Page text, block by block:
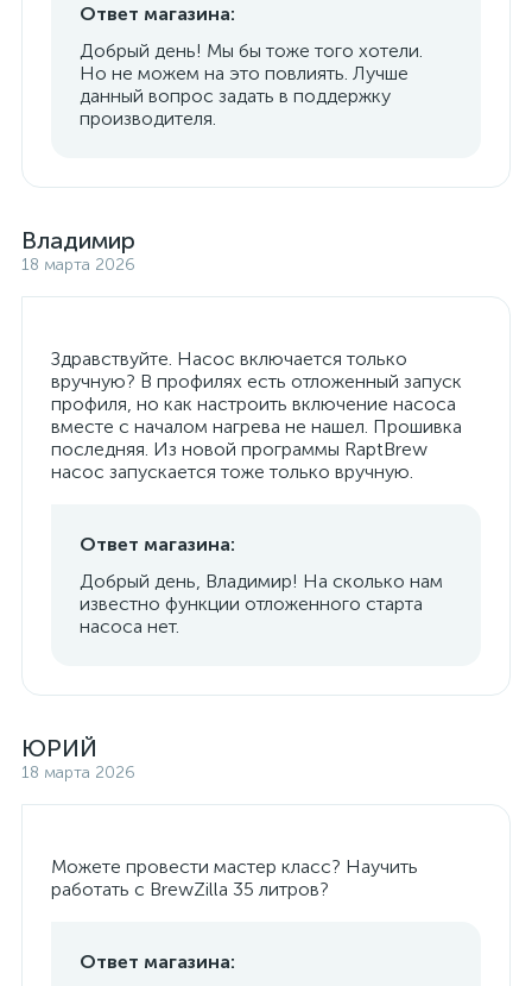
Ответ магазина:
Добрый день! Мы бы тоже того хотели.
Но не можем на это повлиять. Лучше
данный вопрос задать в поддержку
производителя.
Владимир
18 марта 2026
Здравствуйте. Насос включается только
вручную? В профилях есть отложенный запуск
профиля, но как настроить включение насоса
вместе с началом нагрева не нашел. Прошивка
последняя. Из новой программы RaptBrew
насос запускается тоже только вручную.
Ответ магазина:
Добрый день, Владимир! На сколько нам
известно функции отложенного старта
насоса нет.
ЮРИЙ
18 марта 2026
Можете провести мастер класс? Научить
работать с BrewZilla 35 литров?
Ответ магазина: